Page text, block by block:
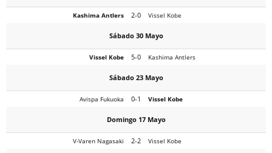
Kashima Antlers 2-0 Vissel Kobe
Sábado 30 Mayo
Vissel Kobe 5-0 Kashima Antlers
Sábado 23 Mayo
Avispa Fukuoka 0-1 Vissel Kobe
Domingo 17 Mayo
V-Varen Nagasaki 2-2 Vissel Kobe